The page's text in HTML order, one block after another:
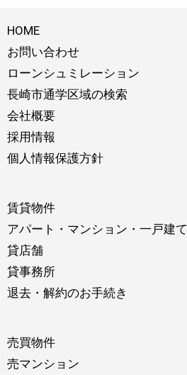
HOME
お問い合わせ
ローンシュミレーション
長崎市通学区域の検索
会社概要
採用情報
個人情報保護方針
賃貸物件
アパート・マンション・一戸建て
貸店舗
貸事務所
退去・解約のお手続き
売買物件
売マンション